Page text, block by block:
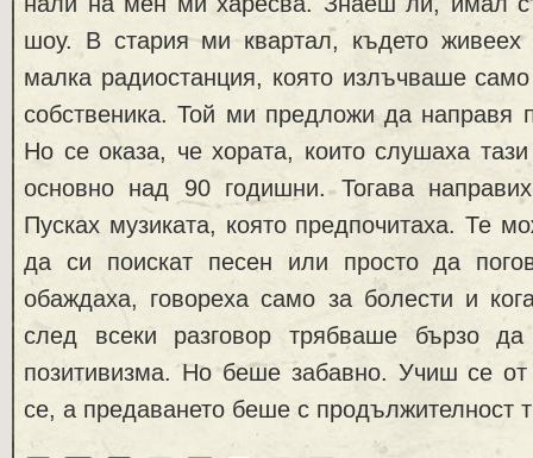
шоу. В стария ми квартал, където
малка радиостанция, която излъчваше
собственика. Той ми предложи да направя
Но се оказа, че хората, които слушаха
основно над 90 годишни. Тогава
Пусках музиката, която предпочитаха. Те
да си поискат песен или просто да
обаждаха, говореха само за болести и
след всеки разговор трябваше бързо
позитивизма. Но беше забавно. Учиш се от
се, а предаването беше с продължителност